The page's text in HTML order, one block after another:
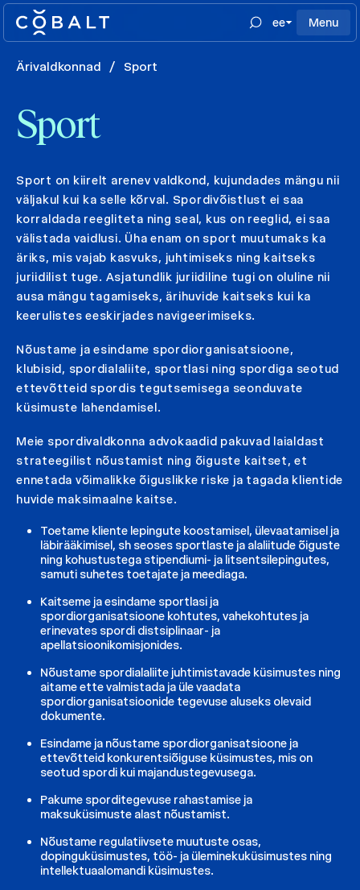
ee Menu
Ärivaldkonnad / Sport
Sport
Sport on kiirelt arenev valdkond, kujundades mängu nii
väljakul kui ka selle kõrval. Spordivõistlust ei saa
korraldada reegliteta ning seal, kus on reeglid, ei saa
välistada vaidlusi. Üha enam on sport muutumaks ka
äriks, mis vajab kasvuks, juhtimiseks ning kaitseks
juriidilist tuge. Asjatundlik juriidiline tugi on oluline nii
ausa mängu tagamiseks, ärihuvide kaitseks kui ka
keerulistes eeskirjades navigeerimiseks.
Nõustame ja esindame spordiorganisatsioone,
klubisid, spordialaliite, sportlasi ning spordiga seotud
ettevõtteid spordis tegutsemisega seonduvate
küsimuste lahendamisel.
Meie spordivaldkonna advokaadid pakuvad laialdast
strateegilist nõustamist ning õiguste kaitset, et
ennetada võimalikke õiguslikke riske ja tagada klientide
huvide maksimaalne kaitse.
Toetame kliente lepingute koostamisel, ülevaatamisel ja
läbirääkimisel, sh seoses sportlaste ja alaliitude õiguste
ning kohustustega stipendiumi- ja litsentsilepingutes,
samuti suhetes toetajate ja meediaga.
Kaitseme ja esindame sportlasi ja
spordiorganisatsioone kohtutes, vahekohtutes ja
erinevates spordi distsiplinaar- ja
apellatsioonikomisjonides.
Nõustame spordialaliite juhtimistavade küsimustes ning
aitame ette valmistada ja üle vaadata
spordiorganisatsioonide tegevuse aluseks olevaid
dokumente.
Esindame ja nõustame spordiorganisatsioone ja
ettevõtteid konkurentsiõiguse küsimustes, mis on
seotud spordi kui majandustegevusega.
Pakume sporditegevuse rahastamise ja
maksuküsimuste alast nõustamist.
Nõustame regulatiivsete muutuste osas,
dopinguküsimustes, töö- ja üleminekuküsimustes ning
intellektuaalomandi küsimustes.